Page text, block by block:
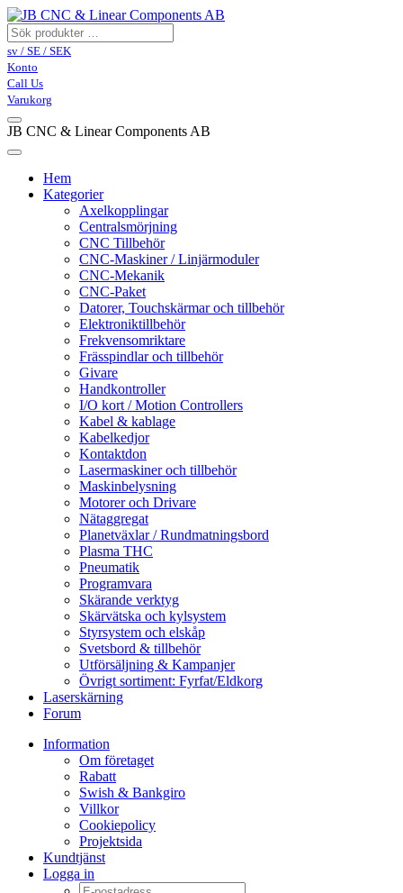
sv / SE / SEK
Konto
Call Us
Varukorg
JB CNC & Linear Components AB
Hem
Kategorier
Axelkopplingar
Centralsmörjning
CNC Tillbehör
CNC-Maskiner / Linjärmoduler
CNC-Mekanik
CNC-Paket
Datorer, Touchskärmar och tillbehör
Elektroniktillbehör
Frekvensomriktare
Frässpindlar och tillbehör
Givare
Handkontroller
I/O kort / Motion Controllers
Kabel & kablage
Kabelkedjor
Kontaktdon
Lasermaskiner och tillbehör
Maskinbelysning
Motorer och Drivare
Nätaggregat
Planetväxlar / Rundmatningsbord
Plasma THC
Pneumatik
Programvara
Skärande verktyg
Skärvätska och kylsystem
Styrsystem och elskåp
Svetsbord & tillbehör
Utförsäljning & Kampanjer
Övrigt sortiment: Fyrfat/Eldkorg
Laserskärning
Forum
Information
Om företaget
Rabatt
Swish & Bankgiro
Villkor
Cookiepolicy
Projektsida
Kundtjänst
Logga in